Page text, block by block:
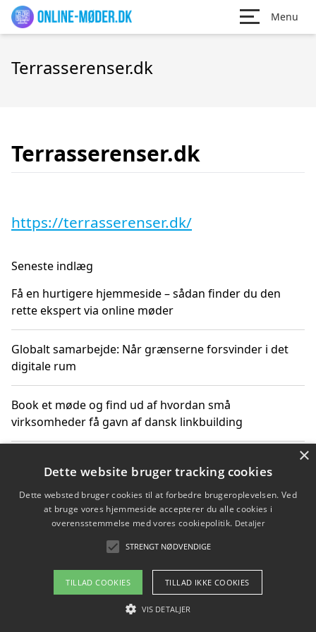
Menu
Terrasserenser.dk
Terrasserenser.dk
https://terrasserenser.dk/
Seneste indlæg
Få en hurtigere hjemmeside – sådan finder du den
rette ekspert via online møder
Globalt samarbejde: Når grænserne forsvinder i det
digitale rum
Book et møde og find ud af hvordan små
virksomheder få gavn af dansk linkbuilding
får du indgår et samarbejde
Hold et møde med en WordPress ekspert og vælg den
mest professionelle til at vedligeholde din løsning
Copyright 2026 - Pilanto Aps
Om / kontakt
×
Dette website bruger tracking cookies
Dette websted bruger cookies til at forbedre brugeroplevelsen. Ved
at bruge vores hjemmeside accepterer du alle cookies i
overensstemmelse med vores cookiepolitik. Detaljer
STRENGT NØDVENDIGE
TILLAD COOKIES TILLAD IKKE COOKIES
VIS DETALJER